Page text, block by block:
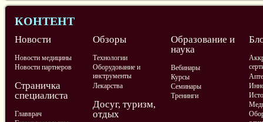
КОНТЕНТ
Новости
Новости медицины
Новости партнеров
Обзоры
Технологии
Оборудование и
инструменты
Лекарства
Образование и
наука
Вебинары
Курсы
Семинары
Тренинги
Страничка
специалиста
Главврач
Досуг, туризм,
отдых